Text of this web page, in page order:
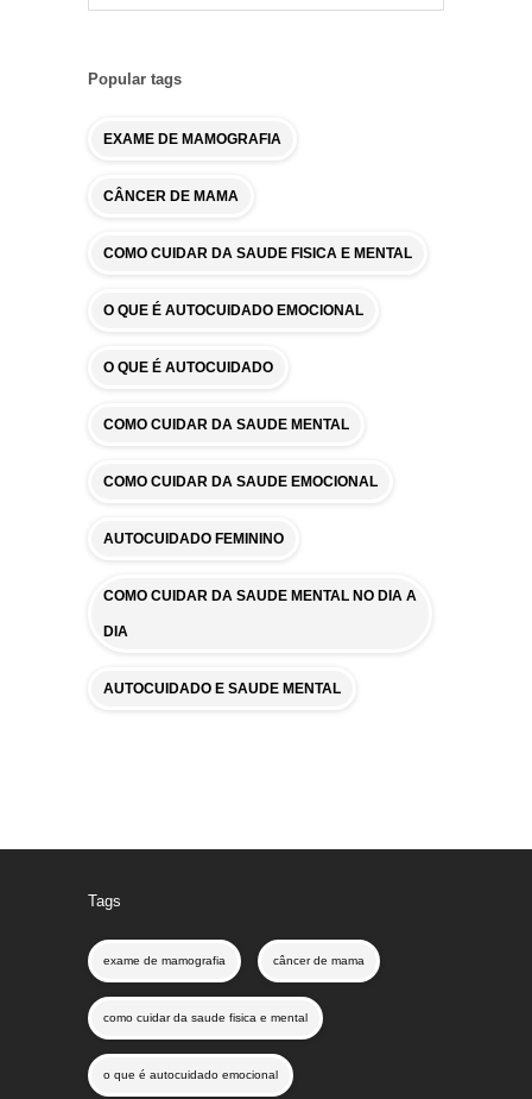
Popular tags
EXAME DE MAMOGRAFIA
CÂNCER DE MAMA
COMO CUIDAR DA SAUDE FISICA E MENTAL
O QUE É AUTOCUIDADO EMOCIONAL
O QUE É AUTOCUIDADO
COMO CUIDAR DA SAUDE MENTAL
COMO CUIDAR DA SAUDE EMOCIONAL
AUTOCUIDADO FEMININO
COMO CUIDAR DA SAUDE MENTAL NO DIA A
DIA
AUTOCUIDADO E SAUDE MENTAL
Tags
exame de mamografia câncer de mama
como cuidar da saude fisica e mental
o que é autocuidado emocional